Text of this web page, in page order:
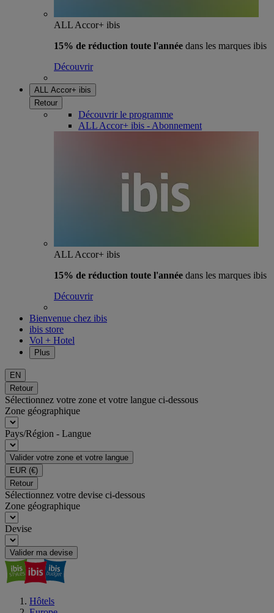
ALL Accor+ ibis
15% de réduction toute l'année dans les marques ibis
Découvrir
ALL Accor+ ibis
Retour
Découvrir le programme
ALL Accor+ ibis - Abonnement
ALL Accor+ ibis
15% de réduction toute l'année dans les marques ibis
Découvrir
Bienvenue chez ibis
ibis store
Vol + Hotel
Plus
EN
Retour
Sélectionnez votre zone et votre langue ci-dessous
Zone géographique
Pays/Région - Langue
Valider votre zone et votre langue
EUR (€)
Retour
Sélectionnez votre devise ci-dessous
Zone géographique
Devise
Valider ma devise
Hôtels